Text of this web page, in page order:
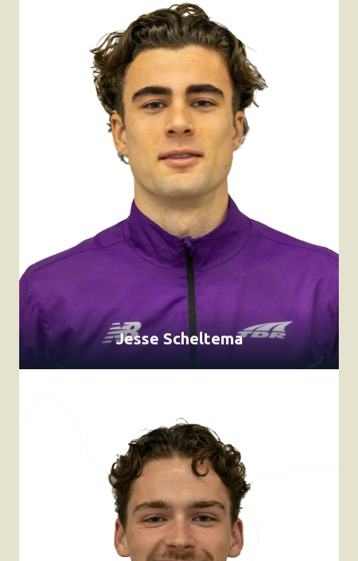
Jesse Scheltema